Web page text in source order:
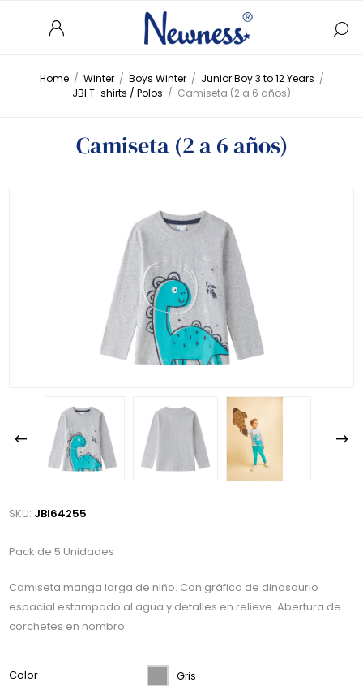
Home / Winter / Boys Winter / Junior Boy 3 to 12 Years /
JBI T-shirts / Polos / Camiseta (2 a 6 años)
Camiseta (2 a 6 años)
SKU: JBI64255
Pack de 5 Unidades
Camiseta manga larga de niño. Con gráfico de dinosaurio
espacial estampado al agua y detalles en relieve. Abertura de
corchetes en hombro.
Color Gris